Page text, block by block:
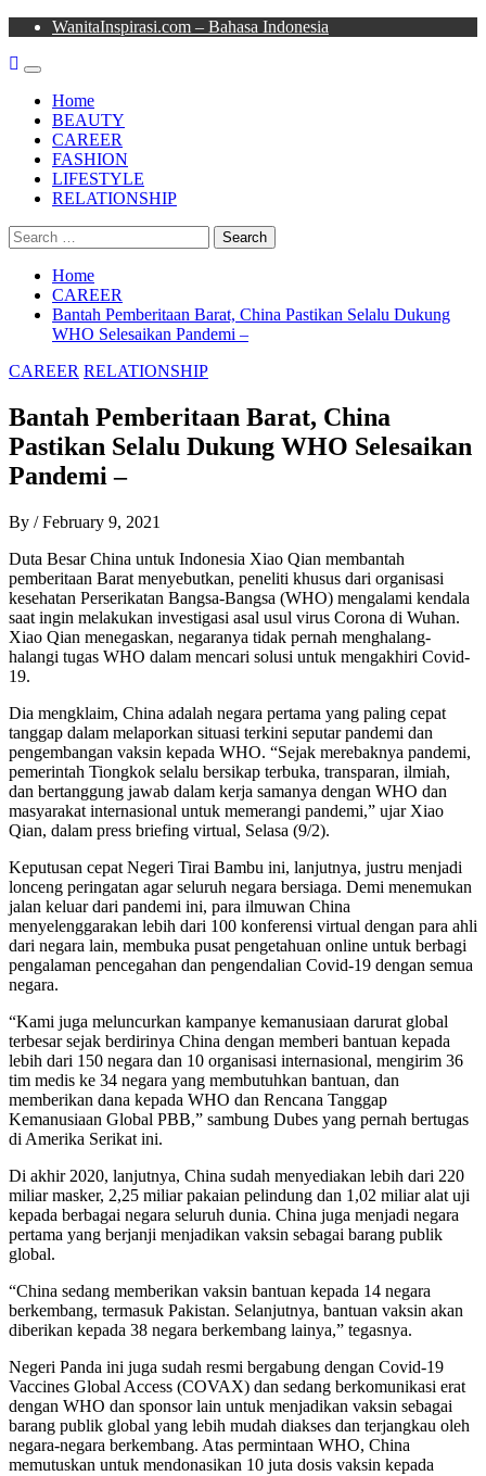
Skip
content
WanitaInspirasi.com – Bahasa Indonesia
Primary
MenuHome
BEAUTY
CAREER
FASHION
LIFESTYLE
RELATIONSHIP
Search
for:
Home
CAREER
Bantah Pemberitaan Barat, China Pastikan Selalu Dukung
WHO Selesaikan Pandemi –
CAREER RELATIONSHIP
Bantah Pemberitaan Barat, China
Pastikan Selalu Dukung WHO Selesaikan
Pandemi –
By / February 9, 2021
Duta Besar China untuk Indonesia Xiao Qian membantah
pemberitaan Barat menyebutkan, peneliti khusus dari organisasi
kesehatan Perserikatan Bangsa-Bangsa (WHO) mengalami kendala
saat ingin melakukan investigasi asal usul virus Corona di Wuhan.
Xiao Qian menegaskan, negaranya tidak pernah menghalang-
halangi tugas WHO dalam mencari solusi untuk mengakhiri Covid-
19.
Dia mengklaim, China adalah negara pertama yang paling cepat
tanggap dalam melaporkan situasi terkini seputar pandemi dan
pengembangan vaksin kepada WHO. “Sejak merebaknya pandemi,
pemerintah Tiongkok selalu bersikap terbuka, transparan, ilmiah,
dan bertanggung jawab dalam kerja samanya dengan WHO dan
masyarakat internasional untuk memerangi pandemi,” ujar Xiao
Qian, dalam press briefing virtual, Selasa (9/2).
Keputusan cepat Negeri Tirai Bambu ini, lanjutnya, justru menjadi
lonceng peringatan agar seluruh negara bersiaga. Demi menemukan
jalan keluar dari pandemi ini, para ilmuwan China
menyelenggarakan lebih dari 100 konferensi virtual dengan para ahli
dari negara lain, membuka pusat pengetahuan online untuk berbagi
pengalaman pencegahan dan pengendalian Covid-19 dengan semua
negara.
“Kami juga meluncurkan kampanye kemanusiaan darurat global
terbesar sejak berdirinya China dengan memberi bantuan kepada
lebih dari 150 negara dan 10 organisasi internasional, mengirim 36
tim medis ke 34 negara yang membutuhkan bantuan, dan
memberikan dana kepada WHO dan Rencana Tanggap
Kemanusiaan Global PBB,” sambung Dubes yang pernah bertugas
di Amerika Serikat ini.
Di akhir 2020, lanjutnya, China sudah menyediakan lebih dari 220
miliar masker, 2,25 miliar pakaian pelindung dan 1,02 miliar alat uji
kepada berbagai negara seluruh dunia. China juga menjadi negara
pertama yang berjanji menjadikan vaksin sebagai barang publik
global.
“China sedang memberikan vaksin bantuan kepada 14 negara
berkembang, termasuk Pakistan. Selanjutnya, bantuan vaksin akan
diberikan kepada 38 negara berkembang lainya,” tegasnya.
Negeri Panda ini juga sudah resmi bergabung dengan Covid-19
Vaccines Global Access (COVAX) dan sedang berkomunikasi erat
dengan WHO dan sponsor lain untuk menjadikan vaksin sebagai
barang publik global yang lebih mudah diakses dan terjangkau oleh
negara-negara berkembang. Atas permintaan WHO, China
memutuskan untuk mendonasikan 10 juta dosis vaksin kepada